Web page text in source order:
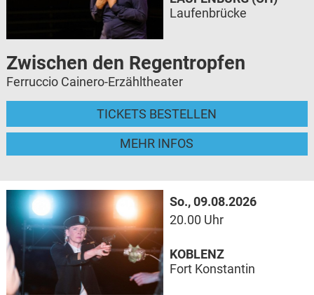
Zwischen den Regentropfen
Ferruccio Cainero-Erzähltheater
TICKETS BESTELLEN
MEHR INFOS
Laufenbrücke
So., 09.08.2026
20.00 Uhr
KOBLENZ
Fort Konstantin